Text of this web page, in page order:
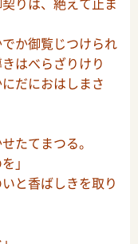
か御覧じつけられ
はべらざりけり
だにおはしまさ
たてまつる。
」
と香ばしきを取り